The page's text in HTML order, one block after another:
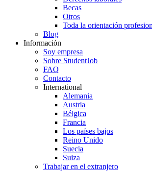
Becas
Otros
Toda la orientación
Blog
Información
Soy empresa
Sobre StudentJob
FAQ
Contacto
International
Alemania
Austria
Bélgica
Francia
Los países bajos
Reino Unido
Suecia
Suiza
Trabajar en el extranjero